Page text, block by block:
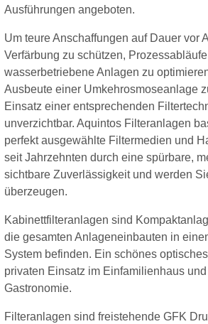
Ausführungen angeboten.
Um teure Anschaffungen auf Dauer vor
Verfärbung zu schützen,
wasserbetriebene Anlagen zu
Ausbeute einer Umkehrosmoseanlage
Einsatz einer entsprechenden
unverzichtbar. Aquintos Filteranlagen
perfekt ausgewählte Filtermedien und
seit Jahrzehnten durch eine spürbare,
sichtbare Zuverlässigkeit und werden
überzeugen.
Kabinettfilteranlagen sind
die gesamten Anlageneinbauten in
System befinden. Ein schönes
privaten Einsatz im Einfamilienhaus
Gastronomie.
Filteranlagen sind freistehende GFK